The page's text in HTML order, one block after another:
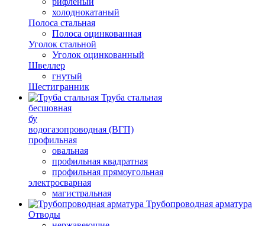
холоднокатаный
Полоса стальная
Полоса оцинкованная
Уголок стальной
Уголок оцинкованный
Швеллер
гнутый
Шестигранник
Труба стальная
бесшовная
бу
водогазопроводная (ВГП)
профильная
овальная
профильная квадратная
профильная прямоугольная
электросварная
магистральная
Трубопроводная арматура
Отводы